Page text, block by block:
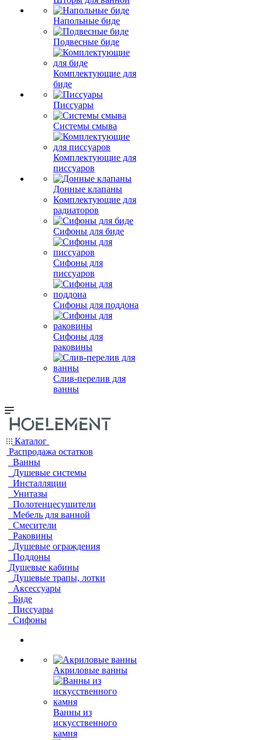
Напольные биде
Подвесные биде
Комплектующие для
биде
Писсуары
Системы смыва
Комплектующие для
писсуаров
Донные клапаны
Комплектующие для
радиаторов
Сифоны для биде
Сифоны для
писсуаров
Сифоны для поддона
Сифоны для
раковины
Слив-перелив для
ванны
Каталог
Распродажа остатков
Ванны
Душевые системы
Инсталляции
Унитазы
Полотенцесушители
Мебель для ванной
Смесители
Раковины
Душевые ограждения
Поддоны
Душевые кабины
Душевые трапы, лотки
Аксессуары
Биде
Писсуары
Сифоны
Акриловые ванны
Ванны из
искусственного
камня